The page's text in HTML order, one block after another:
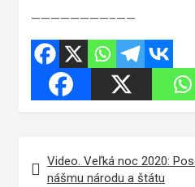
————————–——
Video. Veľká noc 2020:
nášmu národu a štátu